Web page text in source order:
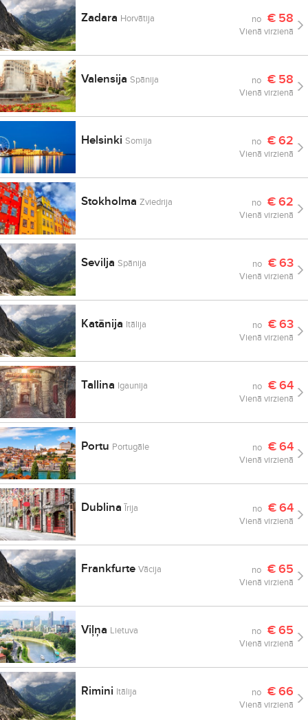
Zadara Horvātija no € 58
Vienā virzienā
ValensijaSpānija no € 58
Vienā virzienā
HelsinkiSomija no €62
Vienā virzienā
StokholmaZviedrija no €62
Vienā virzienā
SeviljaSpānija no €63
Vienā virzienā
Katānija Itālija no €63
Vienā virzienā
Tallina Igaunija no €64
Vienā virzienā
Portu Portugāle no €64
Vienā virzienā
DublinaĪrija no €64
Vienā virzienā
FrankfurteVācija no €65
Vienā virzienā
Viļņa Lietuva no €65
Vienā virzienā
Rimini Itālija no €66
Vienā virzienā